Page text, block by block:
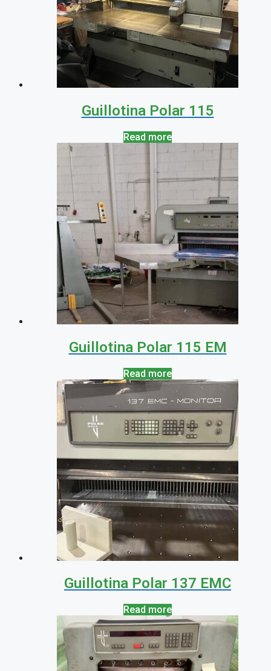
Guillotina Polar 115
Read more
Guillotina Polar 115 EM
Read more
Guillotina Polar 137 EMC
Read more